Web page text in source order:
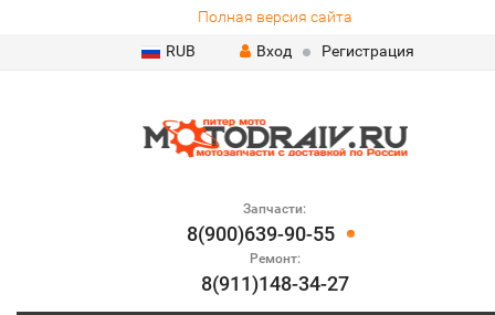
Полная версия сайта
RUB
Вход Регистрация
Запчасти:
8(900)639-90-55
Ремонт:
8(911)148-34-27